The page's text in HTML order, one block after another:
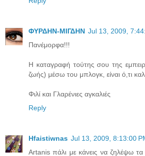
ΦΥΡΔΗΝ-ΜΙΓΔΗΝ Jul 13, 2009,
Πανέμορφα!!!
Η καταγραφή τούτης σου της
ζωής) μέσω του μπλογκ, είναι ό,τι
Φιλί και Γλαρένιες αγκαλιές
Reply
Hfaistiwnas Jul 13, 2009, 8:13:00
Artanis πάλι με κάνεις να ζηλέψω